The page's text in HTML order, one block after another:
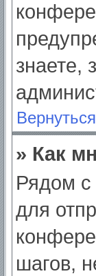
знаете,
» Как
Рядом с
для
шагов,